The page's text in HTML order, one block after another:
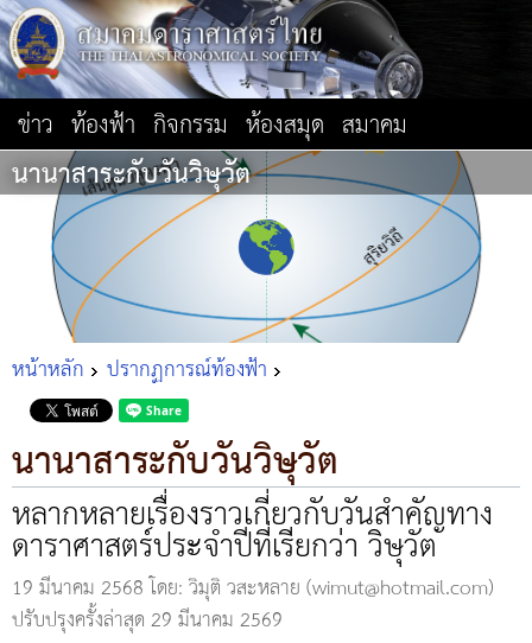
ข่าว ท้องฟ้า กิจกรรม ห้องสมุด สมาคม
นานาสาระกับวันวิษุวัต
หน้าหลัก ปรากฏการณ์ท้องฟ้า
นานาสาระกับวันวิษุวัต
หลากหลายเรื่องราวเกี่ยวกับวันสำคัญทาง
ดาราศาสตร์ประจำปีที่เรียกว่า วิษุวัต
19 มีนาคม 2568โดย: วิมุติ วสะหลาย (wimut@hotmail.com)
ปรับปรุงครั้งล่าสุด 29 มีนาคม 2569